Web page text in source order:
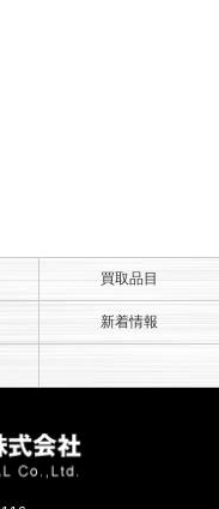
買取品目
新着情報